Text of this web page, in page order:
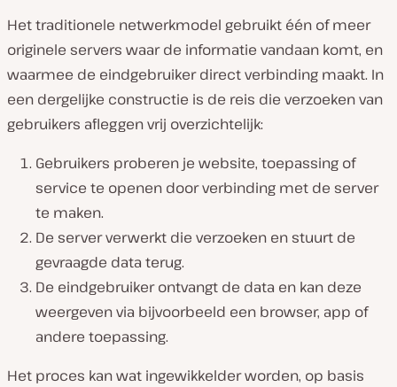
Het traditionele netwerkmodel gebruikt één of meer
originele servers waar de informatie vandaan komt, en
waarmee de eindgebruiker direct verbinding maakt. In
een dergelijke constructie is de reis die verzoeken van
gebruikers afleggen vrij overzichtelijk:
Gebruikers proberen je website, toepassing of
service te openen door verbinding met de server
te maken.
De server verwerkt die verzoeken en stuurt de
gevraagde data terug.
De eindgebruiker ontvangt de data en kan deze
weergeven via bijvoorbeeld een browser, app of
andere toepassing.
Het proces kan wat ingewikkelder worden, op basis